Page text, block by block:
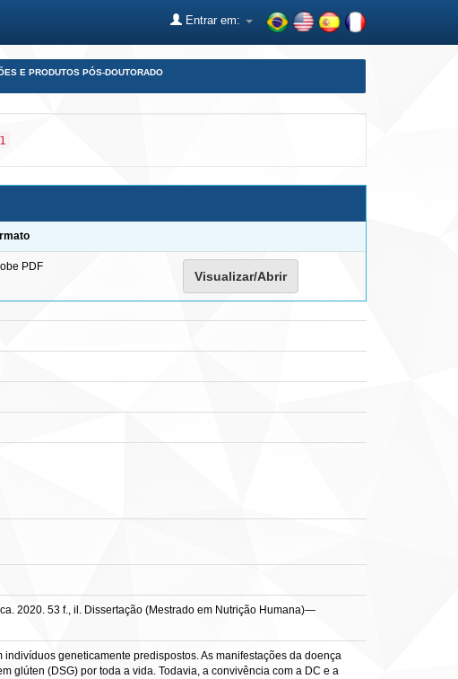
Entrar em:
E PRODUTOS PÓS-DOUTORADO
PDF
Visualizar/Abrir
2020. 53 f., il. Dissertação (Mestrado em Nutrição Humana)—
geneticamente predispostos. As manifestações da doença
glúten (DSG) por toda a vida. Todavia, a convivência com a DC e a